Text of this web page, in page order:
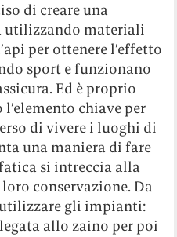
di creare una
utilizzando materiali
per ottenere l’effetto
sport e funzionano
Ed è proprio
chiave per
di vivere i luoghi di
una maniera di fare
si intreccia alla
conservazione. Da
gli impianti:
allo zaino per poi